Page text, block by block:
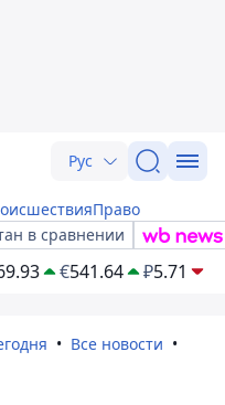
Рус
Право
в сравнении
€541.64 ₽5.71
Все новости